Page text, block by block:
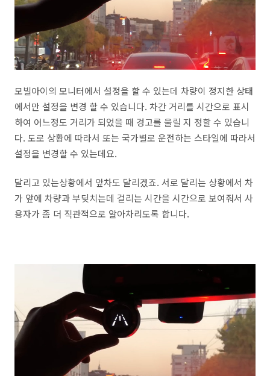
모빌아이의 모니터에서 설정을 할 수 있는데 차량이 정지한 상태
에서만 설정을 변경 할 수 있습니다. 차간 거리를 시간으로 표시
하여 어느정도 거리가 되었을 때 경고를 울릴 지 정할 수 있습니
다. 도로 상황에 따라서 또는 국가별로 운전하는 스타일에 따라서
설정을 변경할 수 있는데요.
달리고 있는상황에서 앞차도 달리겠죠. 서로 달리는 상황에서 차
가 앞에 차량과 부딪치는데 걸리는 시간을 시간으로 보여줘서 사
용자가 좀 더 직관적으로 알아차리도록 합니다.